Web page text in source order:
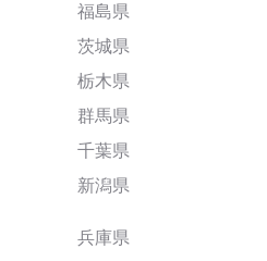
福島県
茨城県
栃木県
群馬県
千葉県
新潟県
兵庫県